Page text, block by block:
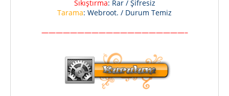
Sıkıştırma: Rar / Şifresiz
Tarama: Webroot. / Durum Temiz
————————————————————–